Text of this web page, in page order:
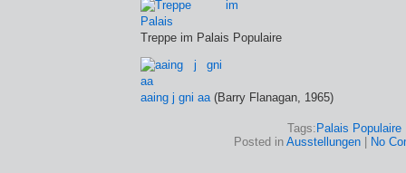
Treppe im Palais Populaire
aaing j gni aa(Barry Flanagan, 1965)
Tags: Palais Populaire
Posted in Ausstellungen| No